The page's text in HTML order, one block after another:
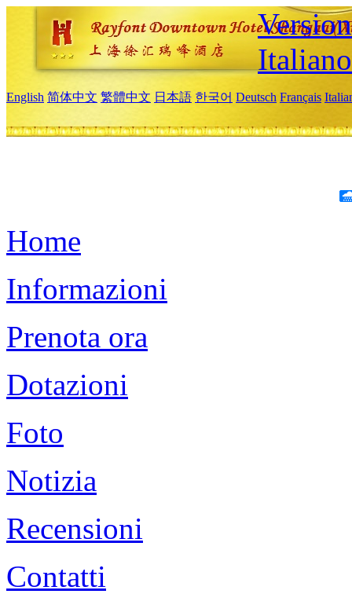
Italiano
English 简体中文 繁體中文 日本語 한국어 Deutsch Français
Home
Informazioni
Prenota ora
Dotazioni
Foto
Notizia
Recensioni
Contatti